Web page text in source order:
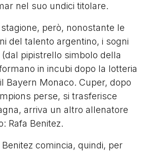
nel suo undici titolare.
però, nonostante le
del talento argentino, i sogni
pipistrello simbolo della
in incubi dopo la lotteria
Bayern Monaco. Cuper, dopo
perse, si trasferisce
arriva un altro allenatore
Rafa Benitez.
comincia, quindi, per